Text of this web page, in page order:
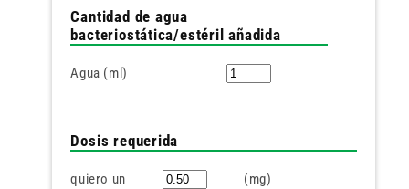
Cantidad de agua
bacteriostática/estéril añadida
Agua (ml)
Dosis requerida
quiero un (mg)